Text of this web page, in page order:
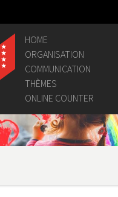
HOME
ORGANISATION
COMMUNICATION
THÈMES
ONLINE COUNTER